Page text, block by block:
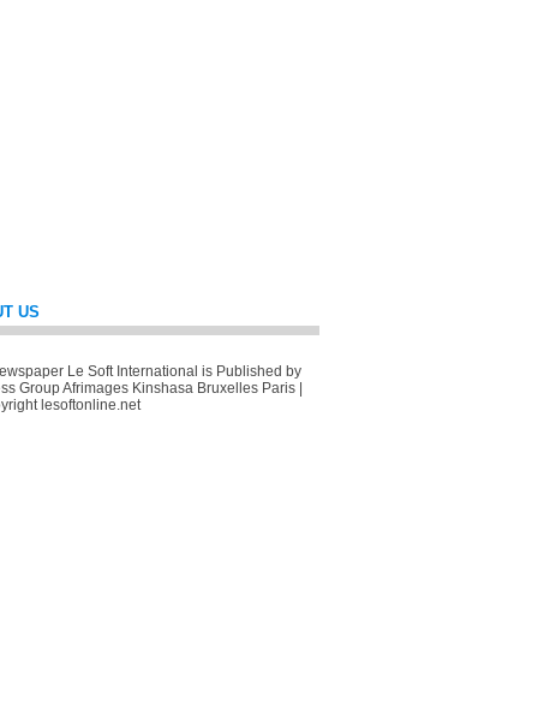
US
Le Soft International is Published by
Group Afrimages Kinshasa Bruxelles Paris |
lesoftonline.net